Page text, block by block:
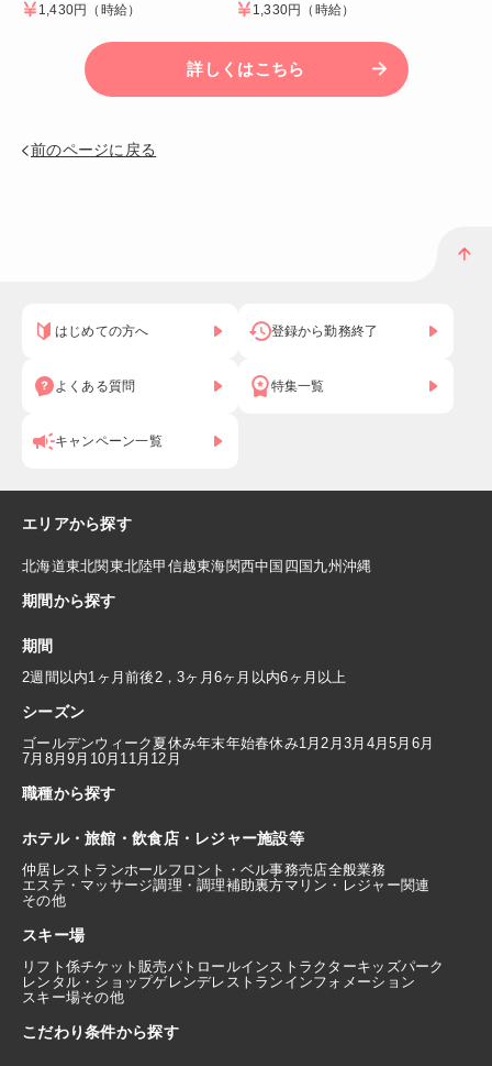
1,430円 （時給）
1,330円 （時給）
詳しくはこちら
前のページに戻る
はじめての方へ 登録から勤務終了
よくある質問 特集一覧
キャンペーン一覧
エリアから探す
北海道東北関東北陸甲信越東海関西中国 四国九州沖縄
期間から探す
期間
2週間以内1ヶ月前後 2，3ヶ月 6ヶ月以内6ヶ月以上
シーズン
ゴールデンウィーク 夏休み年末年始春休み1月 2月3月 4月5月 6月
7月 8月9月 10月 11月 12月
職種から探す
ホテル・旅館・飲食店・レジャー施設等
仲居 レストランホールフロント・ベル事務売店全般業務
エステ・マッサージ調理・調理補助裏方マリン・レジャー関連
その他
スキー場
リフト係チケット販売パトロールインストラクターキッズパーク
レンタル・ショップゲレンデレストラン インフォメーション
スキー場その他
こだわり条件から探す